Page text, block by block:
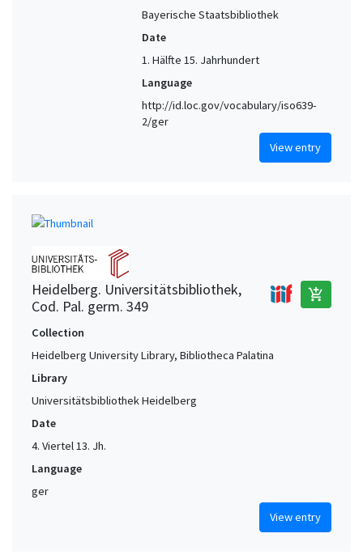
Bayerische Staatsbibliothek
Date
1. Hälfte 15. Jahrhundert
Language
http://id.loc.gov/vocabulary/iso639-
2/ger
View entry
Heidelberg. Universitätsbibliothek,
Cod. Pal. germ. 349
add_shopping_cart
Collection
Heidelberg University Library, Bibliotheca Palatina
Library
Universitätsbibliothek Heidelberg
Date
4. Viertel 13. Jh.
Language
ger
View entry